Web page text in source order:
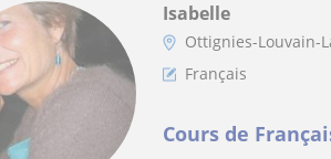
Isabelle
Ottignies-Louvain-
Français
Cours de